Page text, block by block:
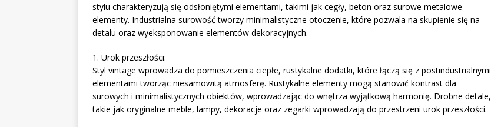
stylu charakteryzują się odsłoniętymi elementami, takimi jak cegły, beton oraz surowe metalowe
elementy. Industrialna surowość tworzy minimalistyczne otoczenie, które pozwala na skupienie się na
detalu oraz wyeksponowanie elementów dekoracyjnych.
1. Urok przeszłości:
Styl vintage wprowadza do pomieszczenia ciepłe, rustykalne dodatki, które łączą się z postindustrialnymi
elementami tworząc niesamowitą atmosferę. Rustykalne elementy mogą stanowić kontrast dla
surowych i minimalistycznych obiektów, wprowadzając do wnętrza wyjątkową harmonię. Drobne detale,
takie jak oryginalne meble, lampy, dekoracje oraz zegarki wprowadzają do przestrzeni urok przeszłości.